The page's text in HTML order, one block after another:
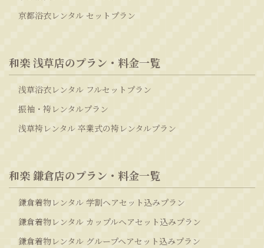
京都浴衣レンタル セットプラン
和楽 浅草店のプラン・料金一覧
浅草浴衣レンタル フルセットプラン
振袖・袴レンタルプラン
浅草袴レンタル 卒業式の袴レンタルプラン
和楽 鎌倉店のプラン・料金一覧
鎌倉着物レンタル 学割ヘアセット込みプラン
鎌倉着物レンタル カップルヘアセット込みプラン
鎌倉着物レンタル グループヘアセット込みプラン